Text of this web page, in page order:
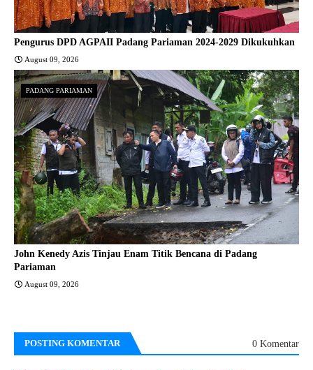
Pengurus DPD AGPAII Padang Pariaman 2024-2029 Dikukuhkan
August 09, 2026
PADANG PARIAMAN
John Kenedy Azis Tinjau Enam Titik Bencana di Padang
Pariaman
August 09, 2026
POSTING KOMENTAR 0 Komentar